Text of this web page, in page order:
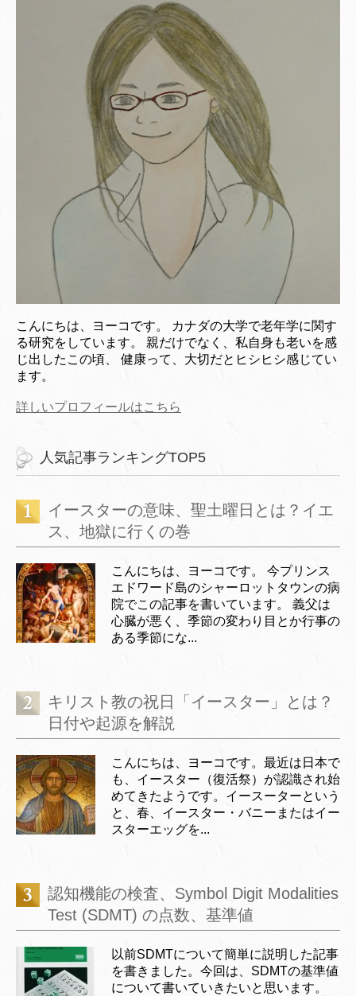
こんにちは、ヨーコです。 カナダの大学で老年学に関す
る研究をしています。 親だけでなく、私自身も老いを感
じ出したこの頃、 健康って、大切だとヒシヒシ感じてい
ます。
詳しいプロフィールはこちら
人気記事ランキングTOP5
イースターの意味、聖土曜日とは？イエ
ス、地獄に行くの巻
こんにちは、ヨーコです。 今プリンス
エドワード島のシャーロットタウンの病
院でこの記事を書いています。 義父は
心臓が悪く、季節の変わり目とか行事の
ある季節にな...
キリスト教の祝日「イースター」とは？
日付や起源を解説
こんにちは、ヨーコです。最近は日本で
も、イースター（復活祭）が認識され始
めてきたようです。イースーターという
と、春、イースター・バニーまたはイー
スターエッグを...
認知機能の検査、Symbol Digit Modalities
Test (SDMT) の点数、基準値
以前SDMTについて簡単に説明した記事
を書きました。今回は、SDMTの基準値
について書いていきたいと思います。